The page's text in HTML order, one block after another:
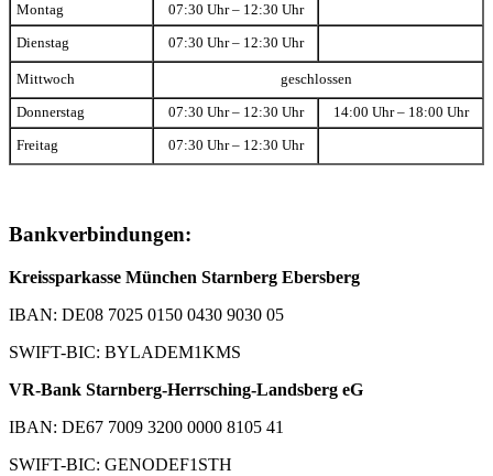
Montag 07:30 Uhr – 12:30 Uhr
Dienstag 07:30 Uhr – 12:30 Uhr
Mittwoch geschlossen
Donnerstag 07:30 Uhr – 12:30 Uhr 14:00 Uhr – 18:00 Uhr
Freitag 07:30 Uhr – 12:30 Uhr
Bankverbindungen:
Kreissparkasse München Starnberg Ebersberg
IBAN: DE08 7025 0150 0430 9030 05
SWIFT-BIC: BYLADEM1KMS
VR-Bank Starnberg-Herrsching-Landsberg eG
IBAN: DE67 7009 3200 0000 8105 41
SWIFT-BIC: GENODEF1STH